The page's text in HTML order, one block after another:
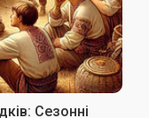
Сезонні